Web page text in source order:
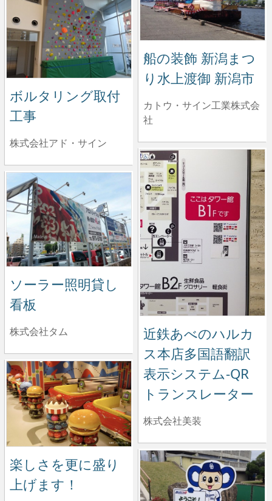
船の装飾 新潟まつ
り水上渡御 新潟市
カトウ・サイン工業株式会
社
ボルタリング取付
工事
株式会社アド・サイン
近鉄あべのハルカ
ス本店多国語翻訳
表示システム-QR
トランスレーター
株式会社美装
ソーラー照明貸し
看板
株式会社タム
楽しさを更に盛り
上げます！